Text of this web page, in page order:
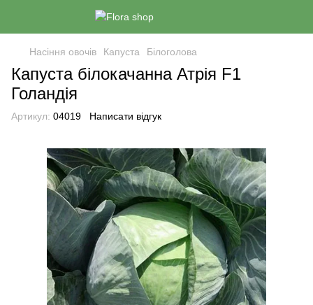
Насіння овочів Капуста Білоголова
Капуста білокачанна Атрія F1
Голандія
Артикул: 04019 Написати відгук